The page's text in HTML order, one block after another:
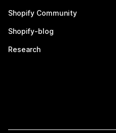
Shopify Community
Shopify-blog
Research